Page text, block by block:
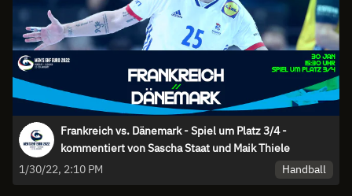
Frankreich vs. Dänemark - Spiel um Platz 3/4 -
kommentiert von Sascha Staat und Maik Thiele
1/30/22, 2:10 PM
Handball